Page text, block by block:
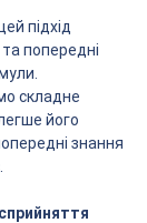
підхід
попередні
складне
його
знання